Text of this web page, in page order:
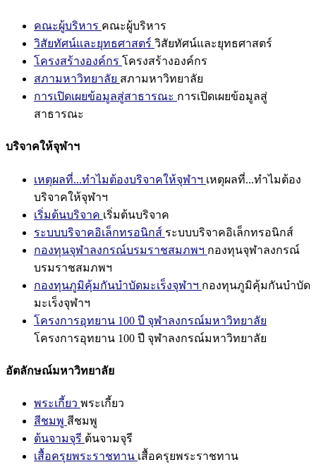
คณะผู้บริหาร คณะผู้บริหาร
วิสัยทัศน์และยุทธศาสตร์ วิสัยทัศน์และยุทธศาสตร์
โครงสร้างองค์กร โครงสร้างองค์กร
สภามหาวิทยาลัย สภามหาวิทยาลัย
การเปิดเผยข้อมูลสู่สาธารณะ การเปิดเผยข้อมูลสู่
สาธารณะ
บริจาคให้จุฬาฯ
เหตุผลที่...ทำไมต้องบริจาคให้จุฬาฯ เหตุผลที่...ทำไมต้อง
บริจาคให้จุฬาฯ
เริ่มต้นบริจาค เริ่มต้นบริจาค
ระบบบริจาคอิเล็กทรอนิกส์ ระบบบริจาคอิเล็กทรอนิกส์
กองทุนจุฬาลงกรณ์บรมราชสมภพฯ กองทุนจุฬาลงกรณ์
บรมราชสมภพฯ
กองทุนภูมิคุ้มกันบำบัดมะเร็งจุฬาฯ กองทุนภูมิคุ้มกันบำบัด
มะเร็งจุฬาฯ
โครงการอุทยาน 100 ปี จุฬาลงกรณ์มหาวิทยาลัย
โครงการอุทยาน 100 ปี จุฬาลงกรณ์มหาวิทยาลัย
อัตลักษณ์มหาวิทยาลัย
พระเกี้ยว พระเกี้ยว
สีชมพู สีชมพู
ต้นจามจุรี ต้นจามจุรี
เสื้อครุยพระราชทาน เสื้อครุยพระราชทาน